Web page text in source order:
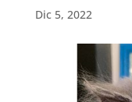
Dic 5, 2022